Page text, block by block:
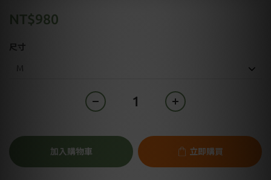
NT$980
尺寸
加入購物車 立即購買